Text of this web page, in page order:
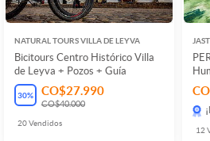
NATURAL TOURS VILLA DE LEYVA
Bicitours Centro Histórico Villa
de Leyva + Pozos + Guía
30% CO$27.990
CO$40.000
20Vendidos
12